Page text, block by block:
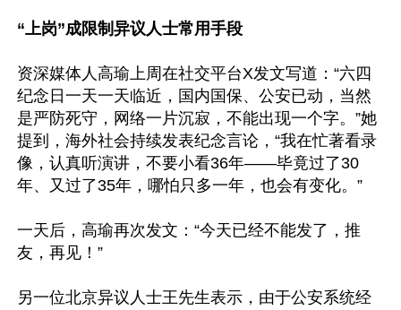
“上岗”成限制异议人士常用手段
资深媒体人高瑜上周在社交平台X发文写道：“六四
纪念日一天一天临近，国内国保、公安已动，当然
是严防死守，网络一片沉寂，不能出现一个字。”她
提到，海外社会持续发表纪念言论，“我在忙著看录
像，认真听演讲，不要小看36年——毕竟过了30
年、又过了35年，哪怕只多一年，也会有变化。”
一天后，高瑜再次发文：“今天已经不能发了，推
友，再见！”
另一位北京异议人士王先生表示，由于公安系统经